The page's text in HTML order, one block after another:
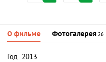
О фильме Фотогалерея 26
Год 2013